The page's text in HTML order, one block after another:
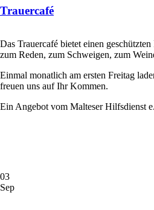
Trauercafé
Das Trauercafé bietet einen
zum Reden, zum Schweigen, zum
Einmal monatlich am ersten Freitag
freuen uns auf Ihr Kommen.
Ein Angebot vom Malteser Hilfsdienst
03
Sep